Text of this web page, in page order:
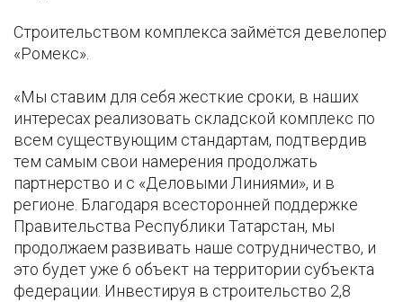
Строительством комплекса займётся девелопер
«Ромекс».
«Мы ставим для себя жесткие сроки, в наших
интересах реализовать складской комплекс по
всем существующим стандартам, подтвердив
тем самым свои намерения продолжать
партнерство и с «Деловыми Линиями», и в
регионе. Благодаря всесторонней поддержке
Правительства Республики Татарстан, мы
продолжаем развивать наше сотрудничество, и
это будет уже 6 объект на территории субъекта
федерации. Инвестируя в строительство 2,8